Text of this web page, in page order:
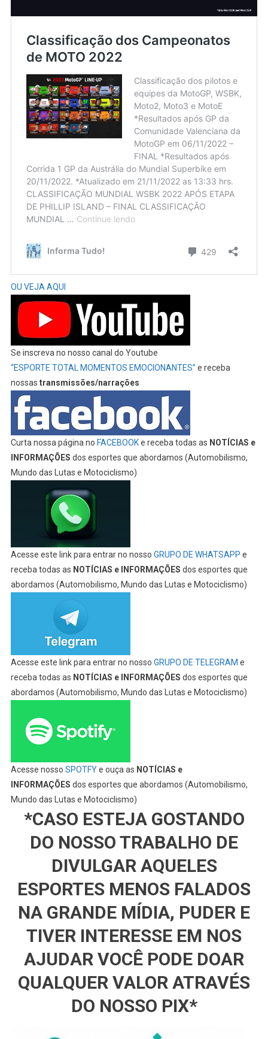
OU VEJA AQUI
Se inscreva no nosso canal do Youtube
“ESPORTE TOTAL MOMENTOS EMOCIONANTES” e receba
nossas transmissões/narrações
Curta nossa página no FACEBOOKe receba todas as NOTÍCIAS e
INFORMAÇÕES dos esportes que abordamos (Automobilismo,
Mundo das Lutas e Motociclismo)
Acesse este link para entrar no nosso GRUPO DE WHATSAPP e
receba todas as NOTÍCIAS e INFORMAÇÕES dos esportes que
abordamos (Automobilismo, Mundo das Lutas e Motociclismo)
Acesse este link para entrar no nosso GRUPO DE TELEGRAM e
receba todas as NOTÍCIAS e INFORMAÇÕES dos esportes que
abordamos (Automobilismo, Mundo das Lutas e Motociclismo)
Acesse nosso SPOTFYe ouça as NOTÍCIAS e
INFORMAÇÕES dos esportes que abordamos (Automobilismo,
Mundo das Lutas e Motociclismo)
*CASO ESTEJA GOSTANDO
DO NOSSO TRABALHO DE
DIVULGAR AQUELES
ESPORTES MENOS FALADOS
NA GRANDE MÍDIA, PUDER E
TIVER INTERESSE EM NOS
AJUDAR VOCÊ PODE DOAR
QUALQUER VALOR ATRAVÉS
DO NOSSO PIX*